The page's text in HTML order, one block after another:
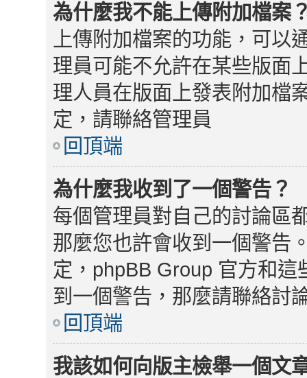
為什麼我不能上傳附加檔案
上傳附加檔案的功能，可以
理員可能不允許在某些版面
理人員在版面上發表附加檔
定，請聯絡管理員
回頂端
為什麼我收到了一個警告？
每個管理員對自己的討論區
那麼您也許會收到一個警告
定，phpBB Group 官方和
到一個警告，那麼請聯絡討
回頂端
我該如何向版主檢舉一個文